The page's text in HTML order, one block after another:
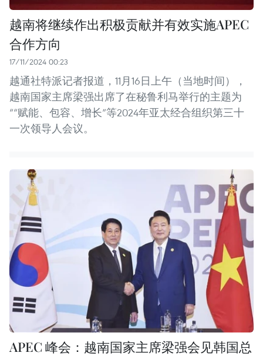
越南将继续作出积极贡献并有效实施APEC
合作方向
17/11/2024 00:23
越通社特派记者报道，11月16日上午（当地时间），
越南国家主席梁强出席了在秘鲁利马举行的主题为
““赋能、包容、增长”等2024年亚太经合组织第三十
一次领导人会议。
APEC 峰会：越南国家主席梁强会见韩国总